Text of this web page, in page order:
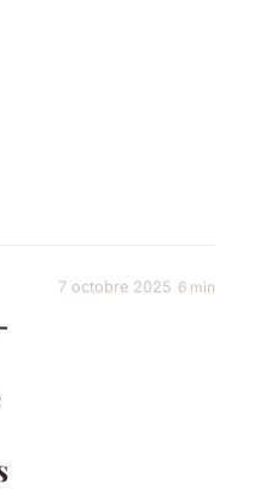
7 octobre 2025 6 min